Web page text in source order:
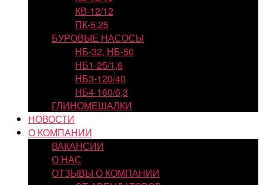
КВ-12/12
ПК-5,25
БУРОВЫЕ НАСОСЫ
НБ-32, НБ-50
НБ1-25/1,6
НБ3-120/40
НБ4-160/6,3
ГЛИНОМЕШАЛКИ
НОВОСТИ
О КОМПАНИИ
ВАКАНСИИ
О НАС
ОТЗЫВЫ О КОМПАНИИ